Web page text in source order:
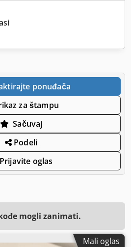
ponuđača
za štampu
Sačuvaj
Podeli
oglas
mogli zanimati.
Mali oglas